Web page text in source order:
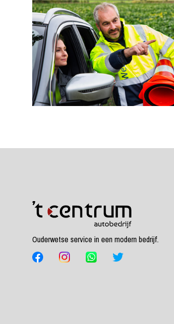
Ouderwetse service in een modern bedrijf.